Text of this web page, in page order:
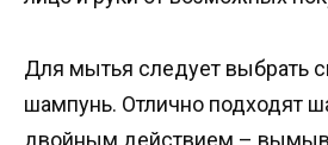
Для мытья следует выбрать
шампунь. Отлично подходят
двойным действием –